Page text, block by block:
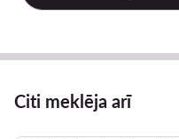
Citi meklēja arī